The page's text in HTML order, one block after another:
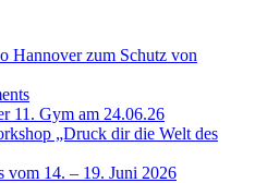
Hannover zum Schutz von
11. Gym am 24.06.26
„Druck dir die Welt des
14. – 19. Juni 2026